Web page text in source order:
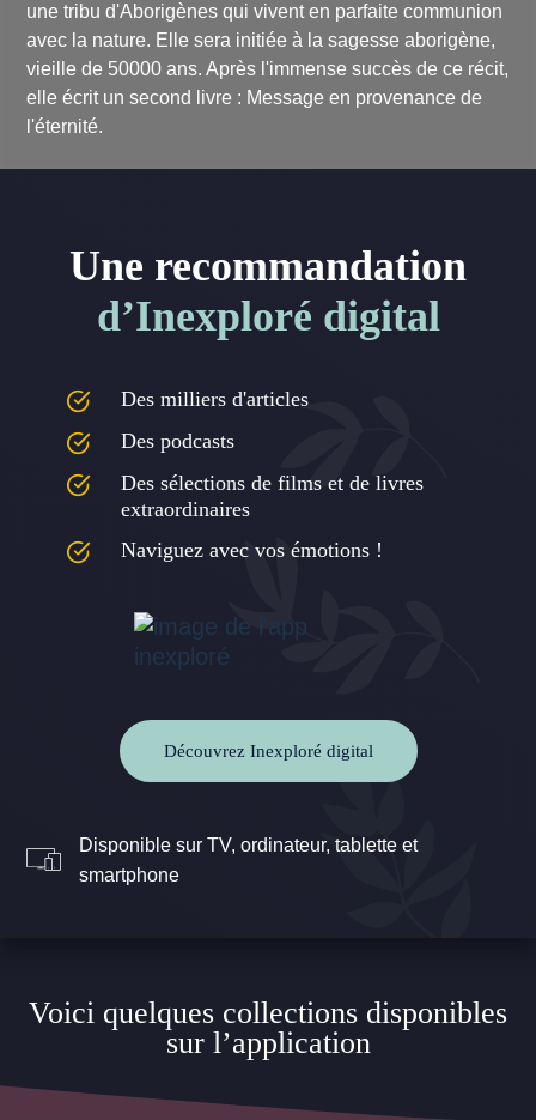
une tribu d'Aborigènes qui vivent en parfaite communion
avec la nature. Elle sera initiée à la sagesse aborigène,
vieille de 50000 ans. Après l'immense succès de ce récit,
elle écrit un second livre : Message en provenance de
l'éternité.
Une recommandation
d’Inexploré digital
Des milliers d'articles
Des podcasts
Des sélections de films et de livres
extraordinaires
Naviguez avec vos émotions !
Découvrez Inexploré digital
Disponible sur TV, ordinateur, tablette et
smartphone
Voici quelques collections disponibles
sur l’application